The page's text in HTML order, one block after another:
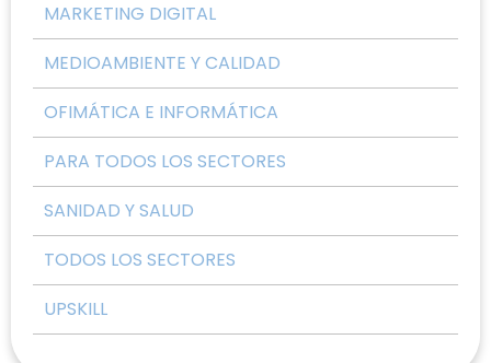
MARKETING DIGITAL
MEDIOAMBIENTE Y CALIDAD
OFIMÁTICA E INFORMÁTICA
PARA TODOS LOS SECTORES
SANIDAD Y SALUD
TODOS LOS SECTORES
UPSKILL